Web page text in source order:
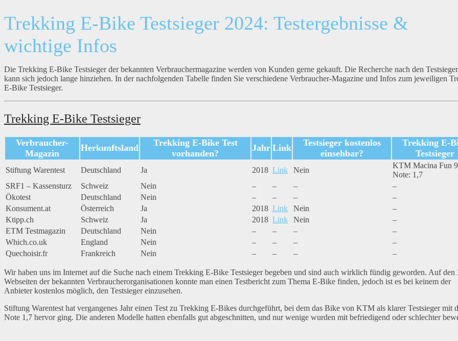
Trekking E-Bike Testsieger 2024: Testergebnisse &
wichtige Infos
Die Trekking E-Bike Testsieger der bekannten Verbrauchermagazine werden von Kunden gerne gekauft. Die Recherche nach den
kann sich jedoch lange hinziehen. In der nachfolgenden Tabelle finden Sie verschiedene Verbraucher-Magazine und Infos zum jeweiligen
E-Bike Testsieger.
Trekking E-Bike Testsieger
Verbraucher-
Magazin
Herkunftsland
Trekking E-Bike Test
vorhanden?
Jahr Link
Testsieger kostenlos
einsehbar?
Trekking E-
Testsieger
Stiftung Warentest Deutschland Ja 2018 Link Nein
KTM Macina Fun
Note: 1,7
SRF1 – Kassensturz
Schweiz Nein – – –
–
Ökotest
Deutschland Nein – – –
–
Konsument.at
Österreich Ja 2018 Link Nein
–
Ktipp.ch
Schweiz Ja 2018 Link Nein
–
ETM Testmagazin
Deutschland Nein – – –
–
Which.co.uk
England Nein – – –
–
Quechoisir.fr
Frankreich Nein – – – –
Wir haben uns im Internet auf die Suche nach einem Trekking E-Bike Testsieger begeben und sind auch wirklich fündig geworden. Auf den
Webseiten der bekannten Verbraucherorganisationen konnte man einen Testbericht zum Thema E-Bike finden, jedoch ist es bei keinem der
Anbieter kostenlos möglich, den Testsieger einzusehen.
Stiftung Warentest hat vergangenes Jahr einen Test zu Trekking E-Bikes durchgeführt, bei dem das Bike von KTM als klarer Testsieger mit
Note 1,7 hervor ging. Die anderen Modelle hatten ebenfalls gut abgeschnitten, und nur wenige wurden mit befriedigend oder schlechter